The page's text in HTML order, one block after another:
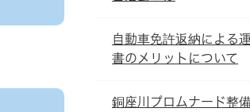
自動車免許返納による
書のメリットについて
銅座川プロムナード整